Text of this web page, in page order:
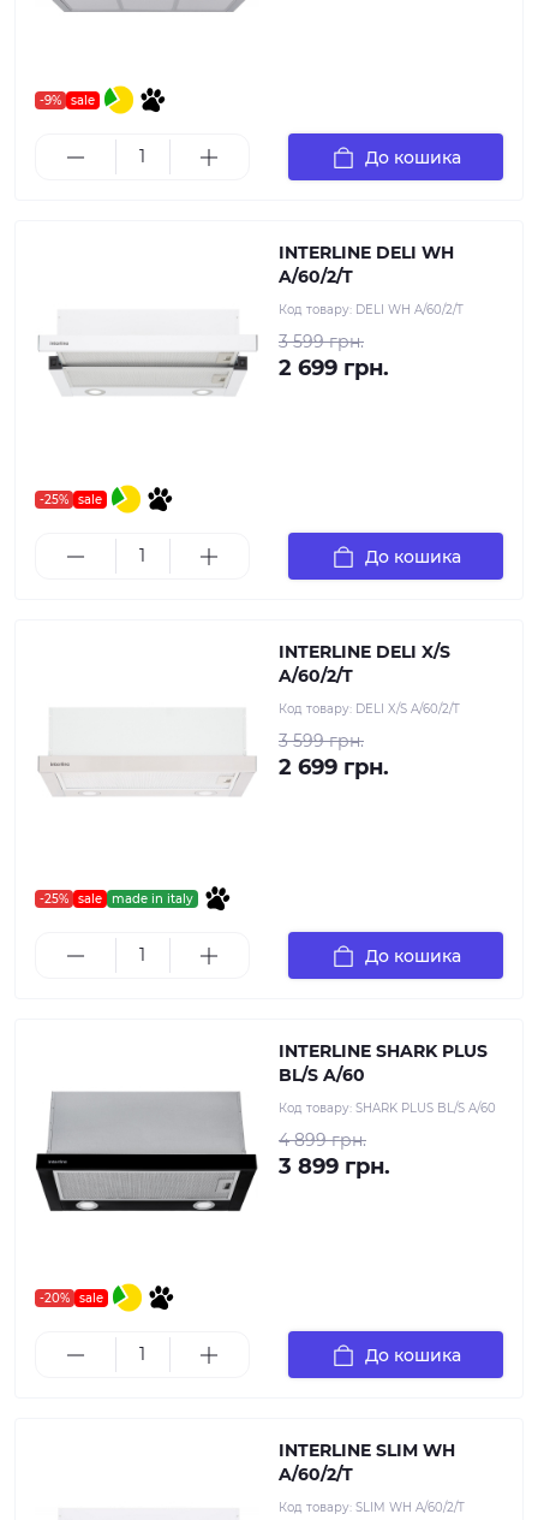
-9% sale
До кошика
-25% sale
INTERLINE DELI WH
A/60/2/T
Код товару: DELI WH A/60/2/T
3 599 грн.
2 699 грн.
До кошика
-25% sale made in italy
INTERLINE DELI X/S
A/60/2/T
Код товару: DELI X/S A/60/2/T
3 599 грн.
2 699 грн.
До кошика
-20% sale
INTERLINE SHARK PLUS
BL/S A/60
Код товару: SHARK PLUS BL/S A/60
4 899 грн.
3 899 грн.
До кошика
INTERLINE SLIM WH
A/60/2/T
Код товару: SLIM WH A/60/2/T